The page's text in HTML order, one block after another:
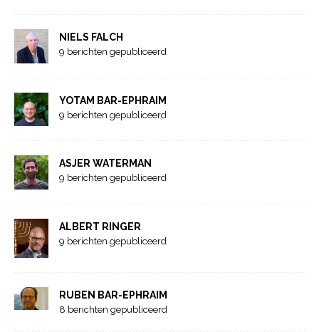
NIELS FALCH
9 berichten gepubliceerd
YOTAM BAR-EPHRAIM
9 berichten gepubliceerd
ASJER WATERMAN
9 berichten gepubliceerd
ALBERT RINGER
9 berichten gepubliceerd
RUBEN BAR-EPHRAIM
8 berichten gepubliceerd